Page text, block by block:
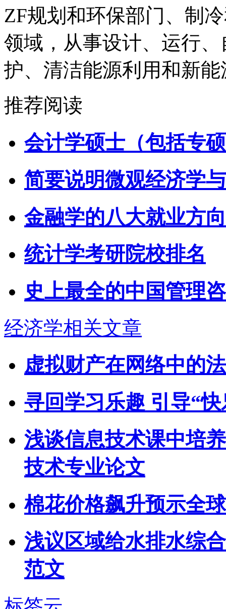
ZF规划和环保部门、制
领域，从事设计、运行
护、清洁能源利用和新
推荐阅读
会计学硕士（包括专
简要说明微观经济学
金融学的八大就业方
统计学考研院校排名
史上最全的中国管理
经济学相关文章
虚拟财产在网络中的
寻回学习乐趣 引导“
浅谈信息技术课中培
技术专业论文
棉花价格飙升预示全
浅议区域给水排水综
范文